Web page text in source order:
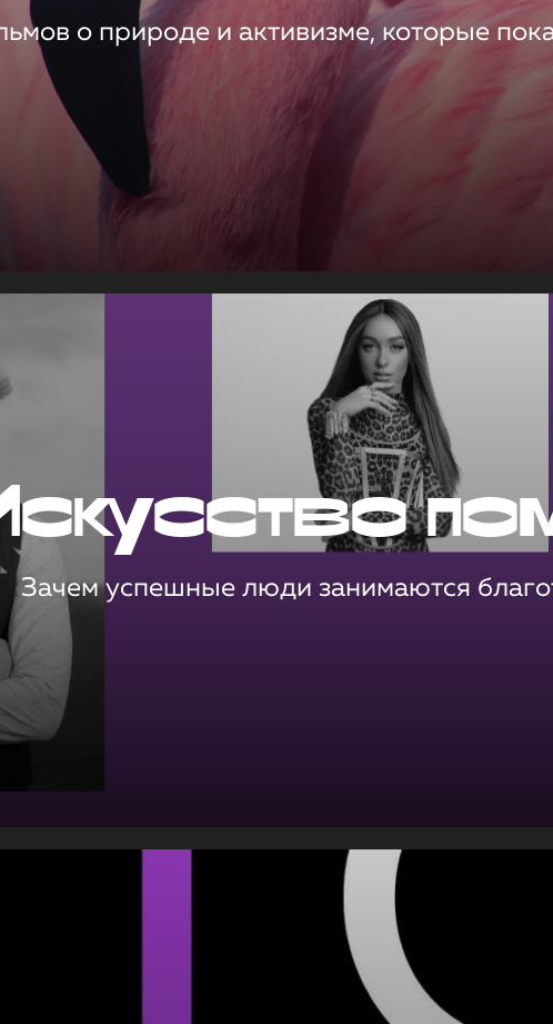
о природе и активизме, которые
Зачем успешные люди занимаются